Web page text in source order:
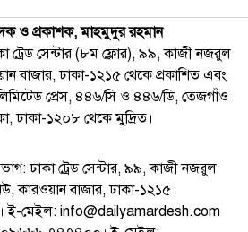
ও প্রকাশক, মাহমুদুর রহমান
ট্রেড সেন্টার (৮ম ফ্লোর), ৯৯, কাজী নজরুল
বাজার, ঢাকা-১২১৫ থেকে প্রকাশিত এবং
প্রেস, ৪৪৬/সি ও ৪৪৬/ডি, তেজগাঁও
ঢাকা-১২০৮ থেকে মুদ্রিত।
ঢাকা ট্রেড সেন্টার, ৯৯, কাজী নজরুল
কারওয়ান বাজার, ঢাকা-১২১৫।
মেইল: info@dailyamardesh.com